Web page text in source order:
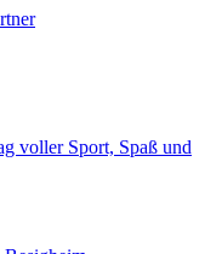
voller Sport, Spaß und